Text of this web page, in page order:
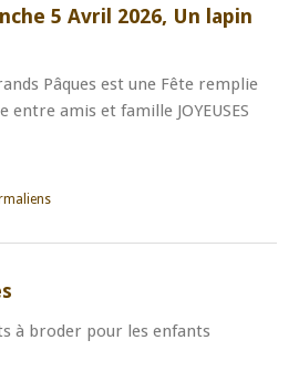
5 Avril 2026, Un lapin
Pâques est une Fête remplie
amis et famille JOYEUSES
à broder pour les enfants